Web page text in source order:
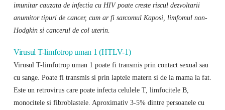
imunitar cauzata de infectia cu HIV poate creste riscul dezvoltarii
anumitor tipuri de cancer, cum ar fi sarcomul Kaposi, limfomul non-
Hodgkin si cancerul de col uterin.
Virusul T-limfotrop uman 1 (HTLV-1)
Virusul T-limfotrop uman 1 poate fi transmis prin contact sexual sau
cu sange. Poate fi transmis si prin laptele matern si de la mama la fat.
Este un retrovirus care poate infecta celulele T, limfocitele B,
monocitele si fibroblastele. Aproximativ 3-5% dintre persoanele cu